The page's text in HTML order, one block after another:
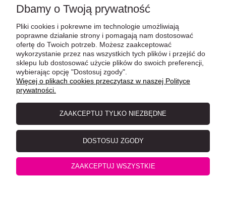
Vet-Expert Raw Paleo Kitten - Dziczyzna saszetka 100 g
Dbamy o Twoją prywatność
Pliki cookies i pokrewne im technologie umożliwiają
poprawne działanie strony i pomagają nam dostosować
ofertę do Twoich potrzeb. Możesz zaakceptować
wykorzystanie przez nas wszystkich tych plików i przejść do
sklepu lub dostosować użycie plików do swoich preferencji,
wybierając opcję "Dostosuj zgody".
Więcej o plikach cookies przeczytasz w naszej Polityce
prywatności.
ZAAKCEPTUJ TYLKO NIEZBĘDNE
DOSTOSUJ ZGODY
ZAAKCEPTUJ WSZYSTKIE